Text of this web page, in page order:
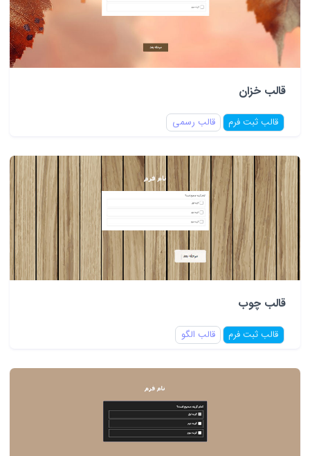
قالب خزان
قالب ثبت فرم قالب رسمی
قالب چوب
قالب ثبت فرم قالب الگو